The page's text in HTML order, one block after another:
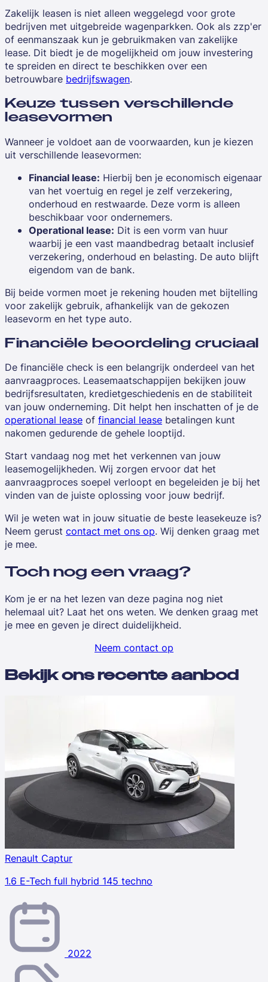
Zakelijk leasen is niet alleen weggelegd voor grote
bedrijven met uitgebreide wagenparkken. Ook als zzp'er
of eenmanszaak kun je gebruikmaken van zakelijke
lease. Dit biedt je de mogelijkheid om jouw investering
te spreiden en direct te beschikken over een
betrouwbare bedrijfswagen.
Keuze tussen verschillende
leasevormen
Wanneer je voldoet aan de voorwaarden, kun je kiezen
uit verschillende leasevormen:
Financial lease: Hierbij ben je economisch eigenaar
van het voertuig en regel je zelf verzekering,
onderhoud en restwaarde. Deze vorm is alleen
beschikbaar voor ondernemers.
Operational lease: Dit is een vorm van huur
waarbij je een vast maandbedrag betaalt inclusief
verzekering, onderhoud en belasting. De auto blijft
eigendom van de bank.
Bij beide vormen moet je rekening houden met bijtelling
voor zakelijk gebruik, afhankelijk van de gekozen
leasevorm en het type auto.
Financiële beoordeling cruciaal
De financiële check is een belangrijk onderdeel van het
aanvraagproces. Leasemaatschappijen bekijken jouw
bedrijfsresultaten, kredietgeschiedenis en de stabiliteit
van jouw onderneming. Dit helpt hen inschatten of je de
operational lease of financial lease betalingen kunt
nakomen gedurende de gehele looptijd.
Start vandaag nog met het verkennen van jouw
leasemogelijkheden. Wij zorgen ervoor dat het
aanvraagproces soepel verloopt en begeleiden je bij het
vinden van de juiste oplossing voor jouw bedrijf.
Wil je weten wat in jouw situatie de beste leasekeuze is?
Neem gerust contact met ons op. Wij denken graag met
je mee.
Toch nog een vraag?
Kom je er na het lezen van deze pagina nog niet
helemaal uit? Laat het ons weten. We denken graag met
je mee en geven je direct duidelijkheid.
Neem contact op
Bekijk ons recente aanbod
Renault Captur
1.6 E-Tech full hybrid 145 techno
2022